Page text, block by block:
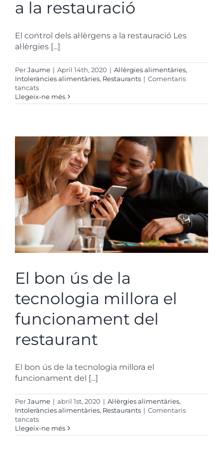
a la restauració
El control dels al·lèrgens a la restauració Les
al·lèrgies [...]
PerJaume | April 14th, 2020 | Al·lèrgies alimentàries,
Intoleràncies alimentàries, Restaurants | Comentaris
tancatsa
El
control
en
la
restauración
Llegeix-ne més
El bon ús de la
tecnologia millora el
funcionament del
restaurant
El bon ús de la tecnologia millora el
funcionament del [...]
PerJaume | abril 1st, 2020 | Al·lèrgies alimentàries,
Intoleràncies alimentàries, Restaurants | Comentaris
tancatsa
El
buen
Llegeix-ne més